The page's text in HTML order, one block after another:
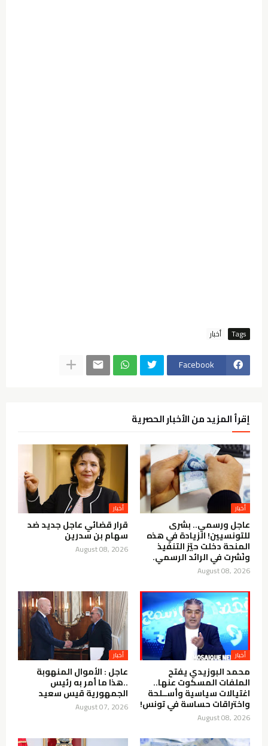
Tags أخبار
Facebook
إقرأ المزيد من الأخبار الحصرية
أخبار
عاجل ورسمي.. بشرى
للتونسيين! الزيادة في هذه
المنحة دخلت حيّز التنفيذ
ونُشرت في الرائد الرسمي.
August 08, 2026
أخبار
قرار قضائي عاجل جديد ضد
سهام بن سدرين
August 08, 2026
أخبار
محمد البوزيدي يفتح
الملفات المسكوت عنها..
اغتيالات سياسية وأســلحة
واختراقات حساسة في تونس!
August 08, 2026
أخبار
عاجل : الأموال المنهوبة
..هذا ما أمر به رئيس
الجمهورية قيس سعيد
August 07, 2026